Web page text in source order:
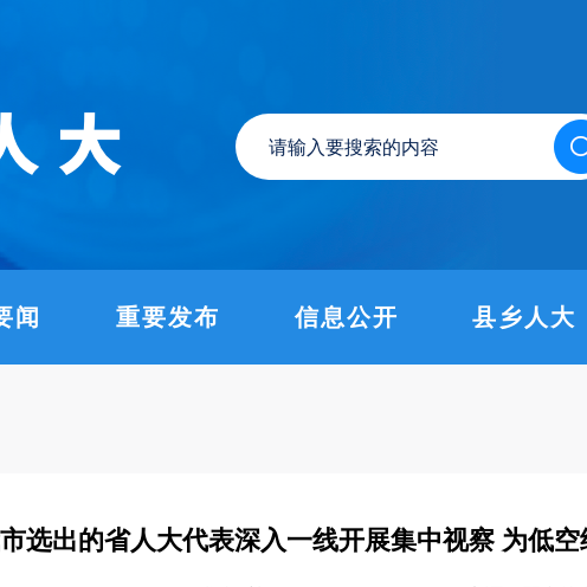
闻 重要发布 信息公开 县乡人大
选出的省人大代表深入一线开展集中视察 为低